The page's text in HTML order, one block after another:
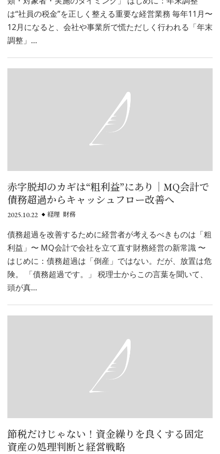
は“社員の税金”を正しく整える重要な経営業務 毎年11月〜
12月になると、会社や事業所で慌ただしく行われる「年末
調整」…
赤字脱却のカギは“粗利益”にあり｜MQ会計で
債務超過からキャッシュフロー改善へ
2025.10.22 経理 財務
債務超過を改善するために経営者が考えるべきものは「粗
利益」〜 MQ会計で会社を立て直す財務経営の新常識 〜
はじめに：債務超過は「倒産」ではない。だが、放置は危
険。 「債務超過です。」 税理士からこの言葉を聞いて、
頭が真…
節税だけじゃない！資金繰りを良くする固定
資産の処理判断と経営戦略